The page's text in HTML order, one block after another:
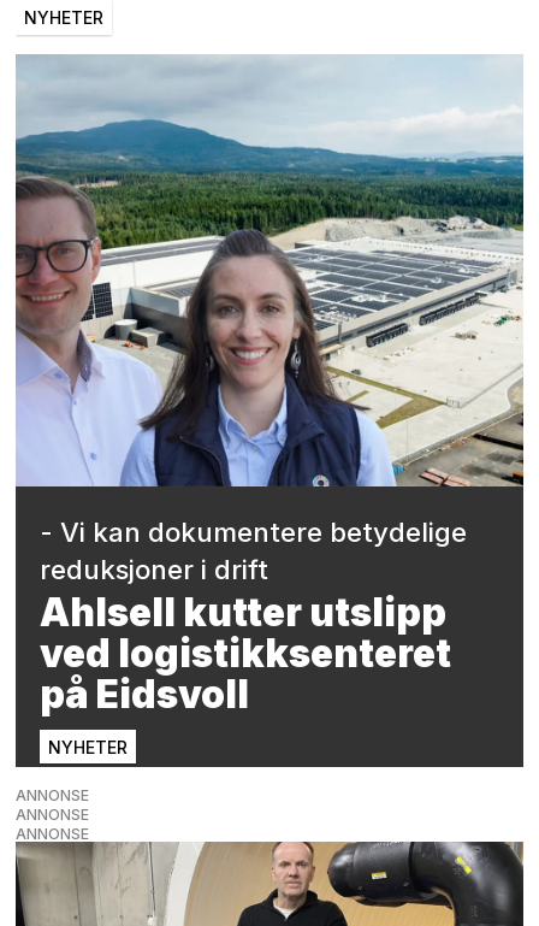
NYHETER
- Vi kan dokumentere betydelige
reduksjoner i drift
Ahlsell kutter utslipp
ved logistikksenteret
på Eidsvoll
NYHETER
ANNONSE
ANNONSE
ANNONSE